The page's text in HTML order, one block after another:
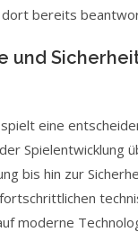
dort bereits
und
eine
Spielentwicklung
bis hin zur
moderne